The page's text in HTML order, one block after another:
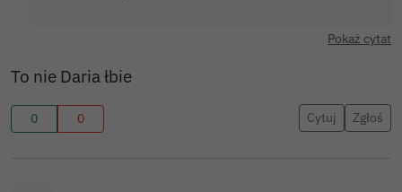
Pokaż cytat
To nie Daria łbie
0 0 Cytuj Zgłoś